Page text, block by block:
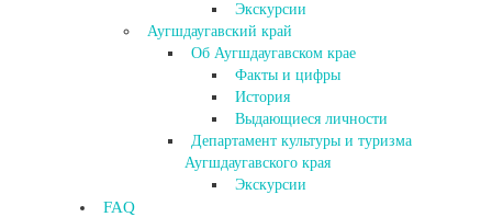
Экскурсии
Аугшдаугавский край
Об Аугшдаугавском крае
Факты и цифры
История
Выдающиеся личности
Департамент культуры и туризма
Аугшдаугавского края
Экскурсии
FAQ